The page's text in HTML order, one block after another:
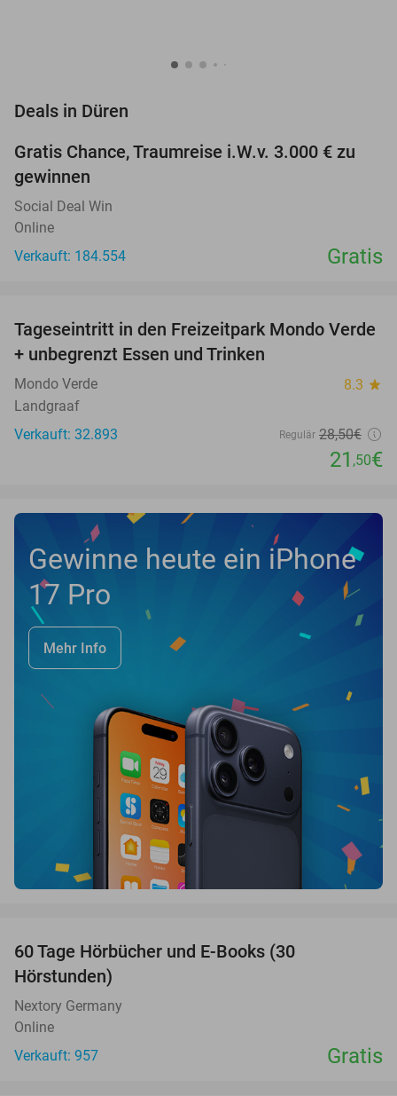
Deals in Düren
Gratis Chance, Traumreise i.W.v. 3.000 € zu
gewinnen
Social Deal Win
Online
Verkauft: 184.554
Gratis
25%
Tageseintritt in den Freizeitpark Mondo Verde
+ unbegrenzt Essen und Trinken
Mondo Verde 8.3 star
Landgraaf
Verkauft: 32.893
Regulär 28,50€
21 ,50€
Gewinne heute ein iPhone
17 Pro
Mehr Info
60 Tage Hörbücher und E-Books (30
Hörstunden)
Nextory Germany
Online
Verkauft: 957
Gratis